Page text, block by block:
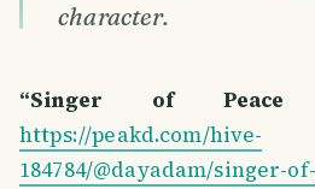
character.
“Singer of Peace
https://peakd.com/hive-
184784/@dayadam/singer-